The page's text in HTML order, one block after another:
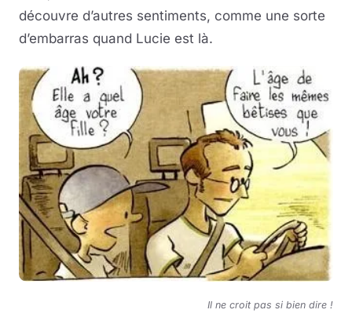
découvre d’autres sentiments, comme une sorte
d’embarras quand Lucie est là.
Il ne croit pas si bien dire !